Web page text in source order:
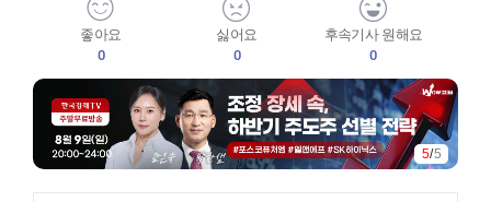
좋아요
0
싫어요
0
후속기사 원해요
0
1/5